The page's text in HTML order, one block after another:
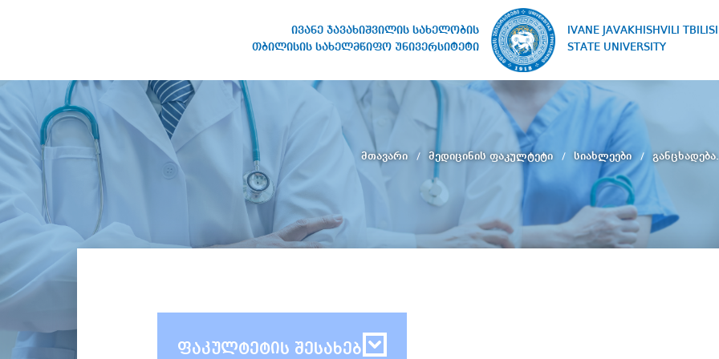
ივანე ჯავახიშვილის სახელობის
თბილისის სახელმწიფო უნივერსიტეტი
IVANE JAVAKHISHVILI TBILISI
STATE UNIVERSITY
სახელობის თბილისის
სახელმწიფო უნივერსიტეტი
მთავარი მედიცინის ფაკულტეტი სიახლეები განცხადება.
ფაკულტეტის შესახებ